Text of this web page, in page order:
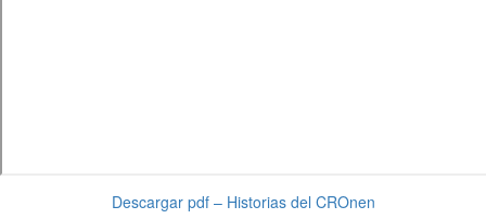
Descargar pdf – Historias del CROnen